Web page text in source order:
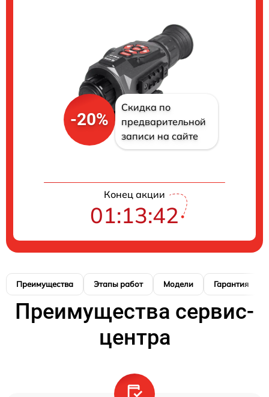
-20%
Скидка по
предварительной
записи на сайте
Конец акции
01:13:41
Преимущества Этапы работ Модели Гарантия
Преимущества сервис-
центра